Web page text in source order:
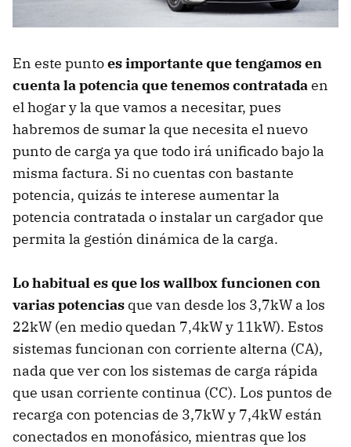
En este puntoes importante que tengamos en
cuenta la potencia que tenemos contratadaen
el hogar y la que vamos a necesitar, pues
habremos de sumar la que necesita el nuevo
punto de carga ya que todo irá unificado bajo la
misma factura. Si no cuentas con bastante
potencia, quizás te interese aumentar la
potencia contratada o instalar un cargador que
permita la gestión dinámica de la carga.
Lo habitual es que los wallbox funcionen con
varias potencias que van desde los 3,7kW a los
22kW (en medio quedan 7,4kW y 11kW). Estos
sistemas funcionan con corriente alterna (CA),
nada que ver con los sistemas de carga rápida
que usan corriente continua (CC). Los puntos de
recarga con potencias de 3,7kW y 7,4kW están
conectados en monofásico, mientras que los